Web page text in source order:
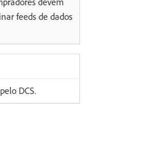
feeds de dados
DCS.